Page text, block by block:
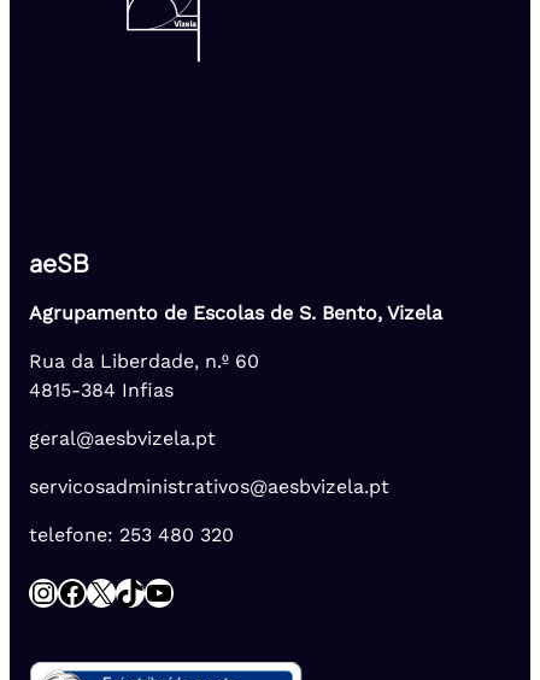
aeSB
Agrupamento de Escolas de S. Bento, Vizela
Rua da Liberdade, n.º 60
4815-384 Infias
geral@aesbvizela.pt
servicosadministrativos@aesbvizela.pt
telefone: 253 480 320
InstagramFacebook X TikTok YouTube